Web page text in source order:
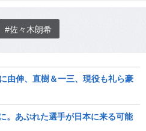
#佐々木朗希
由伸、直樹＆一三、現役も礼ら豪
あぶれた選手が日本に来る可能